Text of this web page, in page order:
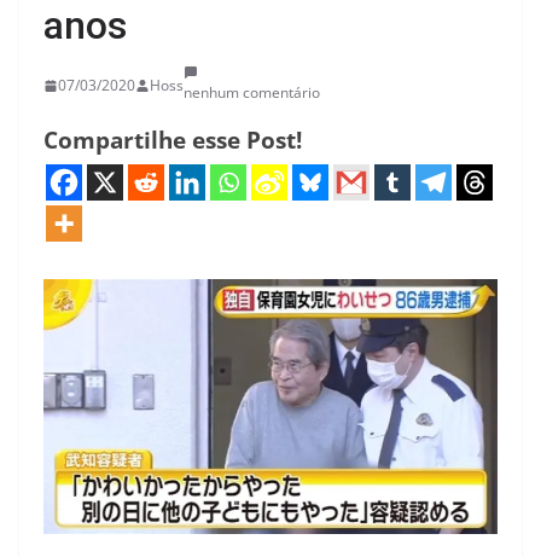
anos
07/03/2020 Hossnenhum comentário
Compartilhe esse Post!